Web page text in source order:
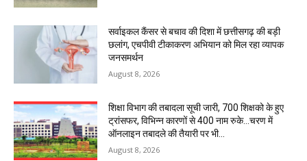
सर्वाइकल कैंसर से बचाव की दिशा में छत्तीसगढ़ की बड़ी
छलांग, एचपीवी टीकाकरण अभियान को मिल रहा व्यापक
जनसमर्थन
August 8, 2026
शिक्षा विभाग की तबादला सूची जारी, 700 शिक्षको के हुए
ट्रांसफर, विभिन्न कारणों से 400 नाम रुके…चरण में
ऑनलाइन तबादले की तैयारी पर भी...
August 8, 2026